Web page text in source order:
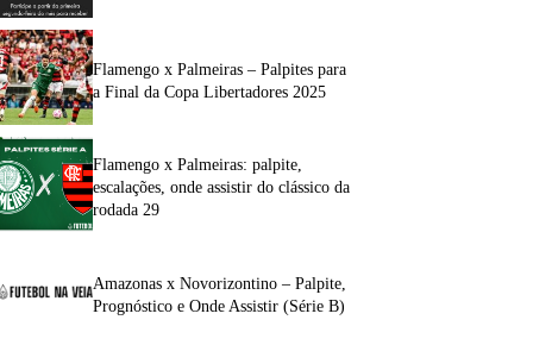
Flamengo x Palmeiras – Palpites para
a Final da Copa Libertadores 2025
Flamengo x Palmeiras: palpite,
escalações, onde assistir do clássico da
rodada 29
Amazonas x Novorizontino – Palpite,
Prognóstico e Onde Assistir (Série B)